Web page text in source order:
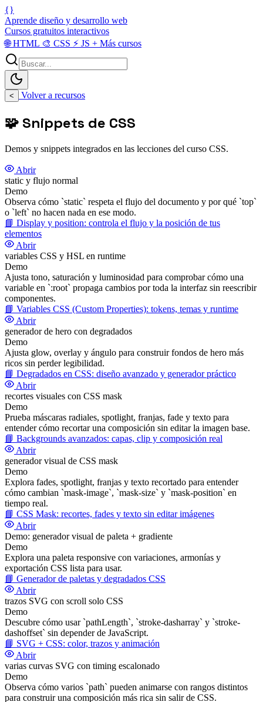
{}
Aprende diseño y desarrollo web
Cursos gratuitos interactivos
🌐HTML 🎨 CSS ⚡ JS + Más cursos
< Volver a recursos
🧩 Snippets de CSS
Demos y snippets integrados en las lecciones del curso CSS.
Abrir
static y flujo normal
Demo
Observa cómo `static` respeta el flujo del documento y por qué `top`
o `left` no hacen nada en ese modo.
📘 Display y position: controla el flujo y la posición de tus
elementos
Abrir
variables CSS y HSL en runtime
Demo
Ajusta tono, saturación y luminosidad para comprobar cómo una
variable en `:root` propaga cambios por toda la interfaz sin reescribir
componentes.
📘 Variables CSS (Custom Properties): tokens, temas y runtime
Abrir
generador de hero con degradados
Demo
Ajusta glow, overlay y ángulo para construir fondos de hero más
ricos sin perder legibilidad.
📘 Degradados en CSS: diseño avanzado y generador práctico
Abrir
recortes visuales con CSS mask
Demo
Prueba máscaras radiales, spotlight, franjas, fade y texto para
entender cómo recortar una composición sin editar la imagen base.
📘 Backgrounds avanzados: capas, clip y composición real
Abrir
generador visual de CSS mask
Demo
Explora fades, spotlight, franjas y texto recortado para entender
cómo cambian `mask-image`, `mask-size` y `mask-position` en
tiempo real.
📘 CSS Mask: recortes, fades y texto sin editar imágenes
Abrir
Demo: generador visual de paleta + gradiente
Demo
Explora una paleta responsive con variaciones, armonías y
exportación CSS lista para usar.
📘 Generador de paletas y degradados CSS
Abrir
trazos SVG con scroll solo CSS
Demo
Descubre cómo usar `pathLength`, `stroke-dasharray` y `stroke-
dashoffset` sin depender de JavaScript.
📘 SVG + CSS: color, trazos y animación
Abrir
varias curvas SVG con timing escalonado
Demo
Observa cómo varios `path` pueden animarse con rangos distintos
para construir una composición más rica sin salir de CSS.